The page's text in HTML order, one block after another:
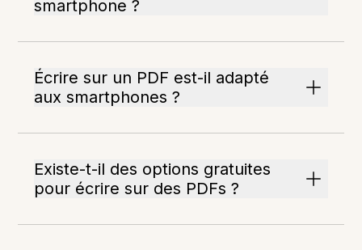
smartphone ?
Écrire sur un PDF est-il adapté
aux smartphones ?
Existe-t-il des options gratuites
pour écrire sur des PDFs ?